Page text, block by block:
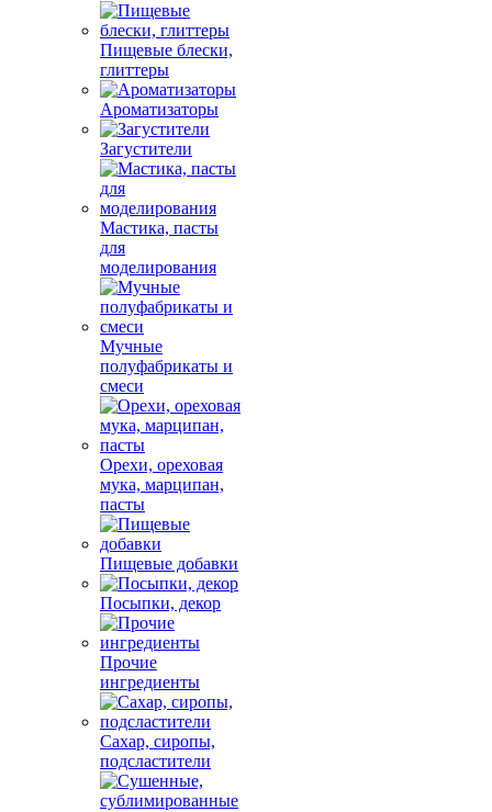
Пищевые блески,
глиттеры
Ароматизаторы
Загустители
Мастика, пасты
для
моделирования
Мучные
полуфабрикаты и
смеси
Орехи, ореховая
мука, марципан,
пасты
Пищевые добавки
Посыпки, декор
Прочие
ингредиенты
Сахар, сиропы,
подсластители